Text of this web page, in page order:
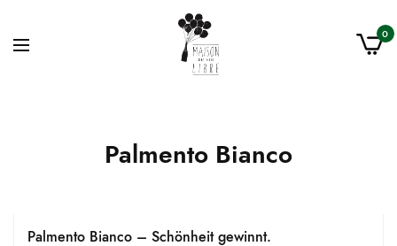
0
Palmento Bianco
Palmento Bianco – Schönheit gewinnt.